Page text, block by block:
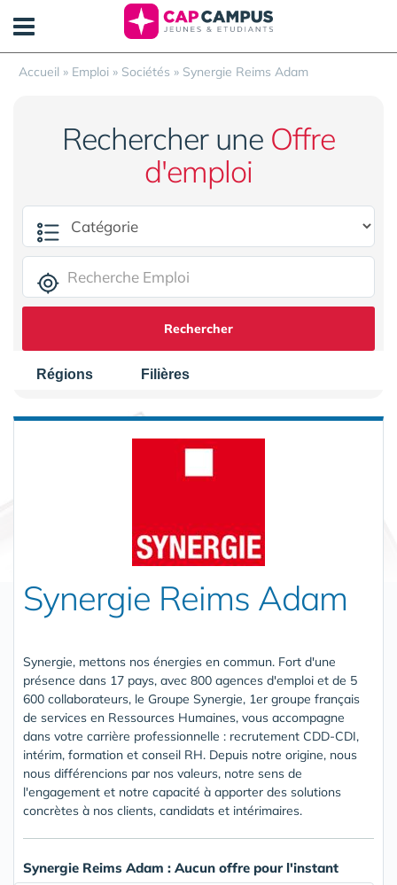
Accueil » Emploi » Sociétés » Synergie Reims Adam
Rechercher une Offre
d'emploi
Rechercher
Régions Filières
Synergie Reims Adam
Synergie, mettons nos énergies en commun. Fort d'une
présence dans 17 pays, avec 800 agences d'emploi et de 5
600 collaborateurs, le Groupe Synergie, 1er groupe français
de services en Ressources Humaines, vous accompagne
dans votre carrière professionnelle : recrutement CDD-CDI,
intérim, formation et conseil RH. Depuis notre origine, nous
nous différencions par nos valeurs, notre sens de
l'engagement et notre capacité à apporter des solutions
concrètes à nos clients, candidats et intérimaires.
Synergie Reims Adam : Aucun offre pour l'instant
Panneau de gestion des cookies